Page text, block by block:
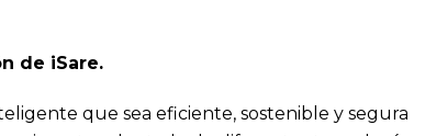
de iSare.
que sea eficiente, sostenible y segura